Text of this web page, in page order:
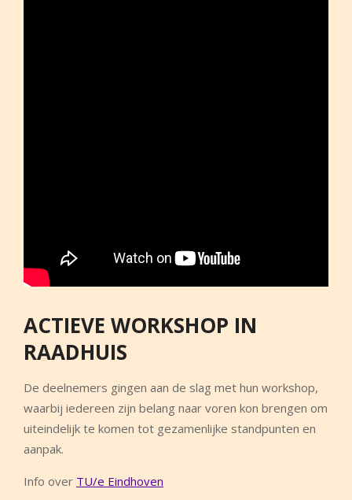
ACTIEVE WORKSHOP IN
RAADHUIS
De deelnemers gingen aan de slag met hun workshop,
waarbij iedereen zijn belang naar voren kon brengen om
uiteindelijk te komen tot gezamenlijke standpunten en
aanpak.
Info over TU/e Eindhoven